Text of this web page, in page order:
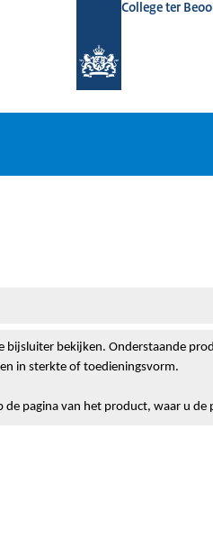
College ter
bijsluiter bekijken. Onderstaande
in sterkte of toedieningsvorm.
pagina van het product, waar u